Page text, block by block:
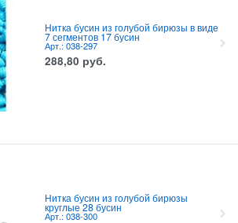
Нитка бусин из голубой бирюзы в виде
7 сегментов 17 бусин
Арт.: 038-297
288,80 руб.
Нитка бусин из голубой бирюзы
круглые 28 бусин
Арт.: 038-300